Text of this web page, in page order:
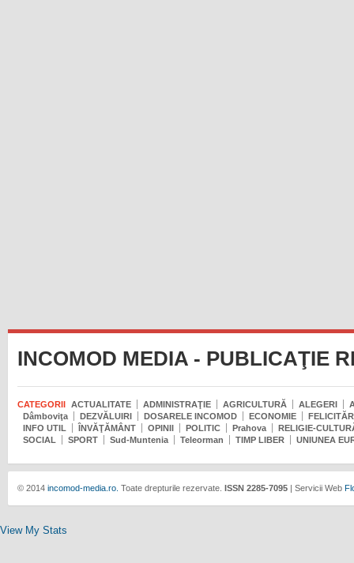
INCOMOD MEDIA - PUBLICAŢIE
CATEGORII ACTUALITATE ADMINISTRAŢIE AGRICULTURĂ ALEGERI
Dâmboviţa
DEZVĂLUIRI DOSARELE INCOMOD ECONOMIE
INFO UTIL
ÎNVĂŢĂMÂNT OPINII POLITIC Prahova
RELIGIE-
SOCIAL
SPORT Sud-Muntenia Teleorman TIMP LIBER UNIUNEA
© 2014incomod-media.ro. Toate drepturile rezervate. ISSN 2285-7095| Servicii Web
View My Stats